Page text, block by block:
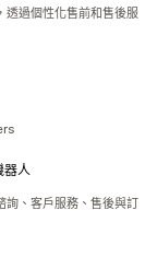
透過個性化售前和售後服
器人
詢、客戶服務、售後與訂